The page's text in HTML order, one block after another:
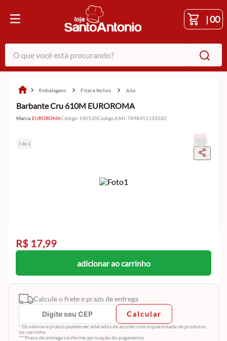
|00
O que você está procurando?
embalagens fitas e fechos juta
Barbante Cru 610M EUROROMA
Marca:EUROROMACódigo:190520Código EAN:7898451133582
1 de 1
R$ 17,99
adicionar ao carrinho
Calcule o frete e prazo de entrega
Calcular
* Os valores e prazos podem ser alterados de acordo com a quantidade de produtos
no carrinho.
***Prazo de entrega conforme aprovação do pagamento.